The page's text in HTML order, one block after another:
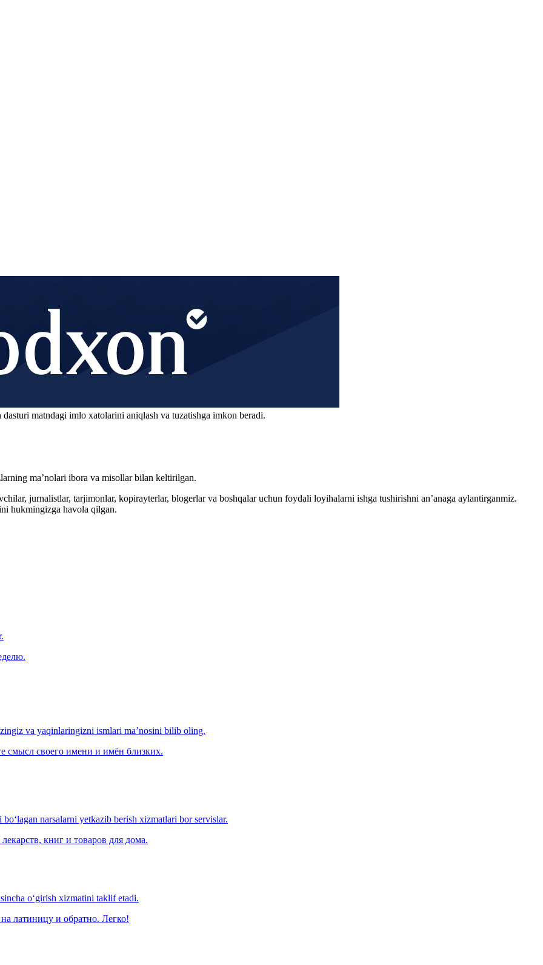
matndagi imlo xatolarini aniqlash va tuzatishga imkon beradi.
ma’nolari ibora va misollar bilan keltirilgan.
jurnalistlar, tarjimonlar, kopirayterlar, blogerlar va boshqalar uchun foydali loyihalarni ishga tushirishni an’anaga aylantirganmiz.
hukmingizga havola qilgan.
va yaqinlaringizni ismlari ma’nosini bilib oling.
смысл своего имени и имён близких.
narsalarni yetkazib berish xizmatlari bor servislar.
книг и товаров для дома.
o‘girish xizmatini taklif etadi.
латиницу и обратно. Легко!